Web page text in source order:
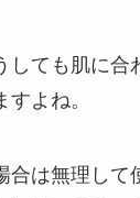
しても肌に合
よね。
合は無理して